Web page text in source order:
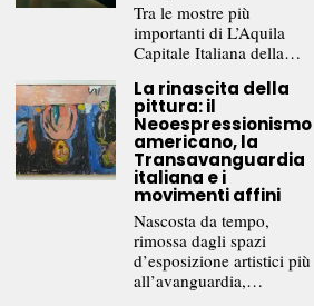
Frammenti Rivistaè una testata
presso il Tribunale di Lecco (n. 4/
Direttore responsabile:
Michele Castelnovo
info[at]frammentirivista.it
Chi siamo
Manifesto
Tra le mostre più
importanti di L’Aquila
Capitale Italiana della…
La rinascita della
pittura: il
Neoespressionismo
americano, la
Transavanguardia
italiana e i
movimenti affini
Nascosta da tempo,
rimossa dagli spazi
d’esposizione artistici più
all’avanguardia,…